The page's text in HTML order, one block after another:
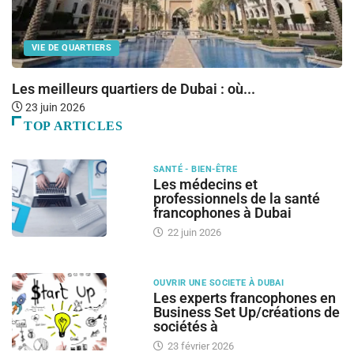
VIE DE QUARTIERS
Les meilleurs quartiers de Dubai : où...
23 juin 2026
TOP ARTICLES
SANTÉ - BIEN-ÊTRE
Les médecins et
professionnels de la santé
francophones à Dubai
22 juin 2026
OUVRIR UNE SOCIETE À DUBAI
Les experts francophones en
Business Set Up/créations de
sociétés à
23 février 2026